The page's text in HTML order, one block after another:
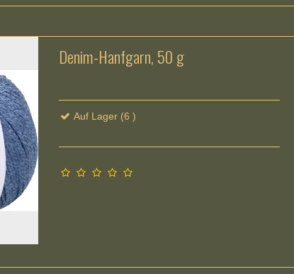
Denim-Hanfgarn, 50 g
Auf Lager (6 )